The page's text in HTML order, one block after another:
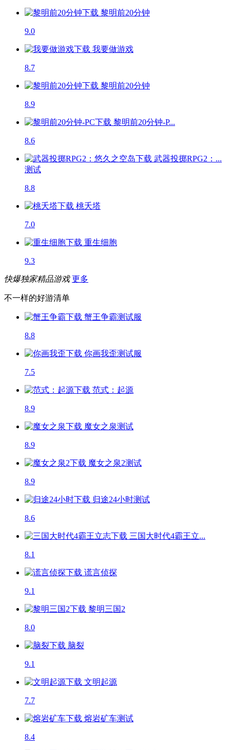
黎明前20分钟
9.0
我要做游戏
8.7
黎明前20分钟
8.9
黎明前20分钟-P...
8.6
武器投掷RPG2：...
测试
8.8
桃夭塔
7.0
重生细胞
9.3
快爆独家精品游戏 更多
不一样的好游清单
蟹王争霸测试服
8.8
你画我歪测试服
7.5
范式：起源
8.9
魔女之泉测试
8.9
魔女之泉2测试
8.9
归途24小时测试
8.6
三国大时代4霸王立...
8.1
谎言侦探
9.1
黎明三国2
8.0
脑裂
9.1
文明起源
7.7
熔岩矿车测试
8.4